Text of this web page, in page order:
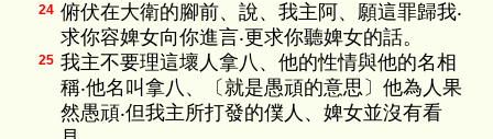
24 俯伏在大衛的腳前、說、我主阿、願這罪歸我‧
求你容婢女向你進言‧更求你聽婢女的話。
25 我主不要理這壞人拿八、他的性情與他的名相
稱‧他名叫拿八、〔就是愚頑的意思〕他為人果
然愚頑‧但我主所打發的僕人、婢女並沒有看